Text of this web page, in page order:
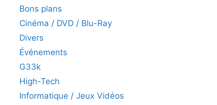
Bons plans
Cinéma / DVD / Blu-Ray
Divers
Événements
G33k
High-Tech
Informatique / Jeux Vidéos